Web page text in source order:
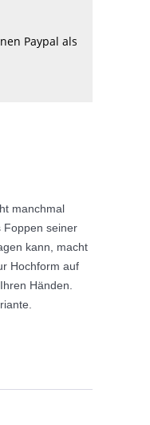
Paypal als
manchmal
Foppen seiner
kann, macht
Hochform auf
Händen.